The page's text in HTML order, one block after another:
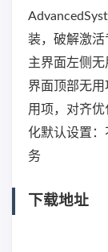
装，破解激
主界面左侧
界面顶部无
用项，对齐
化默认设置
务
下载地址